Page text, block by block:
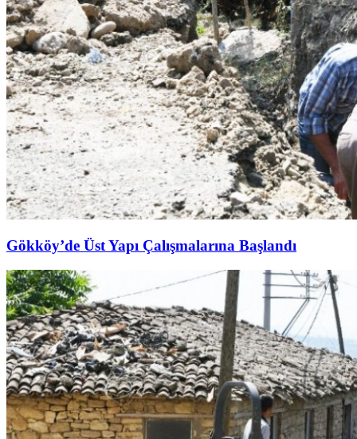
Gökköy’de Üst Yapı Çalışmalarına Başlandı